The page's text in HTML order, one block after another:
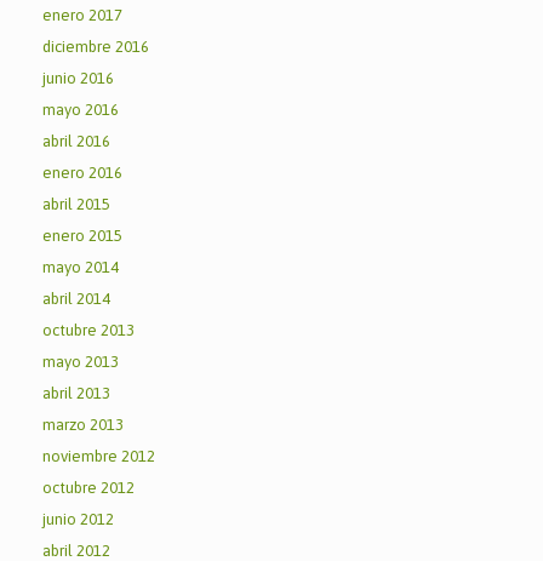
enero 2017
diciembre 2016
junio 2016
mayo 2016
abril 2016
enero 2016
abril 2015
enero 2015
mayo 2014
abril 2014
octubre 2013
mayo 2013
abril 2013
marzo 2013
noviembre 2012
octubre 2012
junio 2012
abril 2012